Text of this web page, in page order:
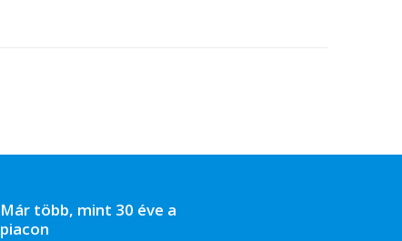
Már több, mint 30 éve a
piacon